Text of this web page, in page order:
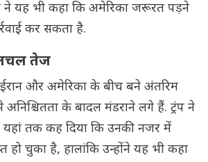
ने यह भी कहा कि अमेरिका जरूरत पड़ने
कर सकता है.
तेज
और अमेरिका के बीच बने अंतरिम
अनिश्चितता के बादल मंडराने लगे हैं. ट्रंप ने
यहां तक कह दिया कि उनकी नजर में
हो चुका है, हालांकि उन्होंने यह भी कहा